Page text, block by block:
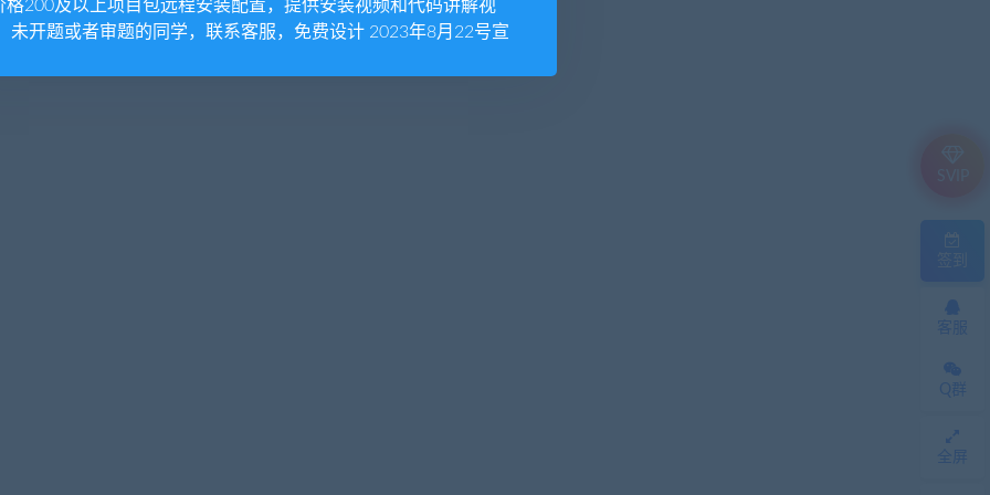
客服
Q群
全屏
格200及以上项目包远程安装配置，提供安装视频和代码讲解视
未开题或者审题的同学，联系客服，免费设计 2023年8月22号宣